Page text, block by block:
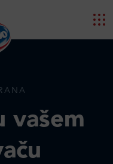
vašem